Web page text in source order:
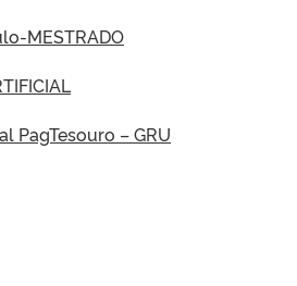
MESTRADO
PagTesouro – GRU